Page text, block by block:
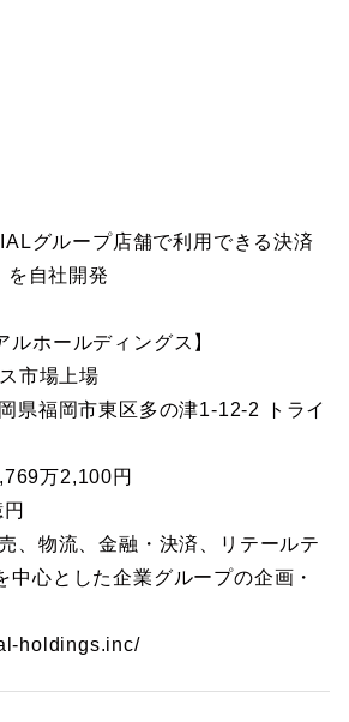
グループ店舗で利用できる決済
を自社開発
ルホールディングス】
市場上場
県福岡市東区多の津1-12-2 トライ
万2,100円
、物流、金融・決済、リテールテ
中心とした企業グループの企画・
holdings.inc/